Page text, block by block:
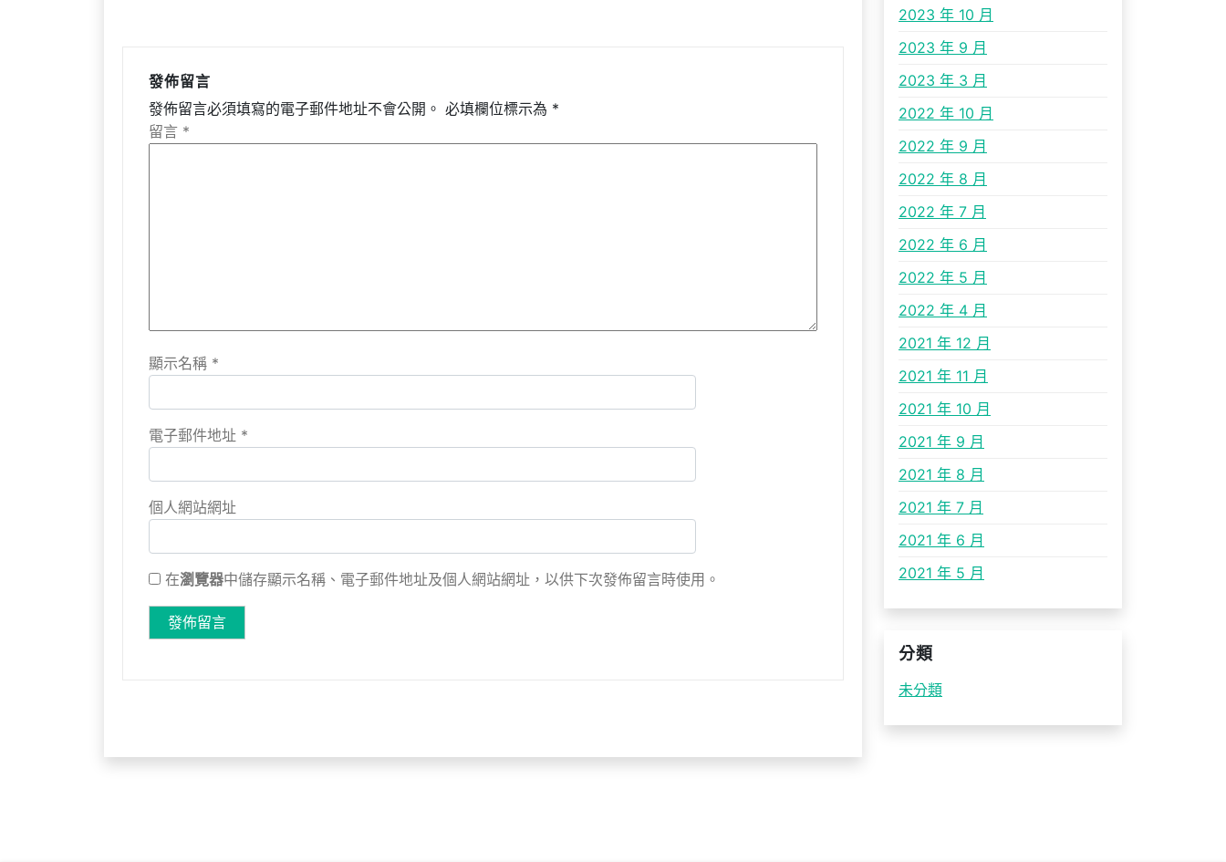
發佈留言
發佈留言必須填寫的電子郵件地址不會公開。 必填欄位標示為 *
留言 *
顯示名稱 *
電子郵件地址 *
個人網站網址
在瀏覽器中儲存顯示名稱、電子郵件地址及個人網站網址，以供下次發佈留言時使用。
2023 年 10 月
2023 年 9 月
2023 年 3 月
2022 年 10 月
2022 年 9 月
2022 年 8 月
2022 年 7 月
2022 年 6 月
2022 年 5 月
2022 年 4 月
2021 年 12 月
2021 年 11 月
2021 年 10 月
2021 年 9 月
2021 年 8 月
2021 年 7 月
2021 年 6 月
2021 年 5 月
分類
未分類